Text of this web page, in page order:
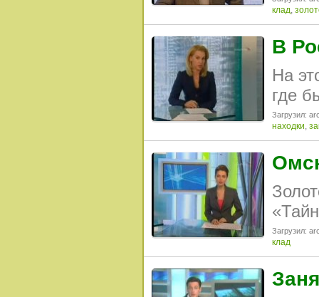
клад,
В
На
где
Загрузил:
находки,
Загрузил:
клад